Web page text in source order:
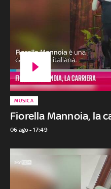
Fiorella Mannoia, la
MUSICA
06 ago - 17:49